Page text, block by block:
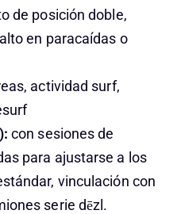
de posición doble,
en paracaídas o
actividad surf,
con sesiones de
para ajustarse a los
vinculación con
serie dēzl.